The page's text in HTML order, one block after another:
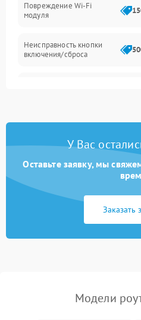
Повреждение Wi-Fi
модуля
Неисправность кнопки
включения/сброса
процессора
памяти
Повреждение flash-
Неисправность
У Вас
Оставьте заявку, мы
Заказать
Модели